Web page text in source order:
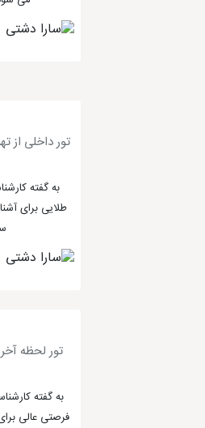
تور داخلی از
به گفته
طلایی برای
تور لحظه
به گفته
فرصتی عالی